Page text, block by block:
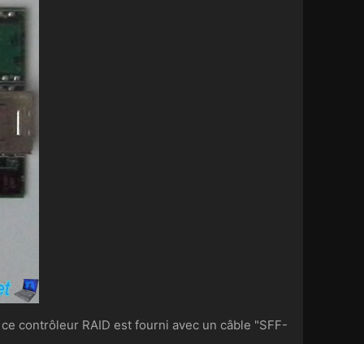
ce contrôleur RAID est fourni avec un câble "SFF-